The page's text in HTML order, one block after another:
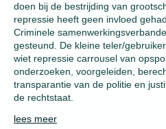
doen bij de bestrijding van
repressie heeft geen invloed
Criminele
gesteund. De kleine teler/
wiet repressie carrousel van
onderzoeken, voorgeleiden,
transparantie van de politie en
de rechtstaat.
lees meer